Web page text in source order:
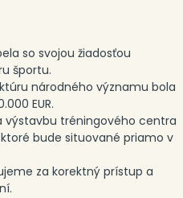
so svojou žiadosťou
športu.
národného významu bola
EUR.
výstavbu tréningového centra
bude situované priamo v
za korektný prístup a